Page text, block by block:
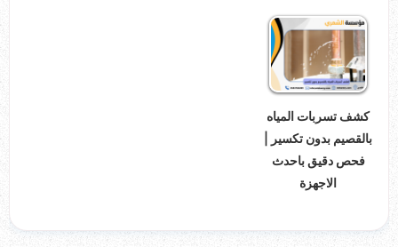
كشف تسربات المياه
بالقصيم بدون تكسير |
فحص دقيق باحدث
الاجهزة